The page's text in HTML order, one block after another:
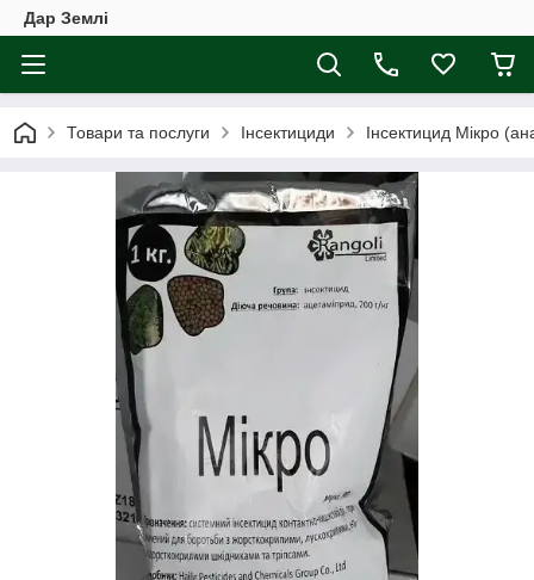
Дар Землі
Товари та послуги Інсектициди Інсектицид Мікро